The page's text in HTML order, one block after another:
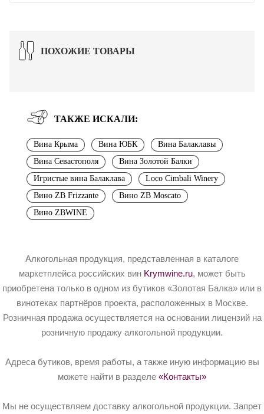
ПОХОЖИЕ ТОВАРЫ
ТАКЖЕ ИСКАЛИ:
Вина Крыма Вина ЮБК
Вина Балаклавы
Вина Севастополя
Вина Золотой Балки
Игристые вина Балаклава
Loco Cimbali Winery
Вино ZB Frizzante
Вино ZB Moscato
Вино ZBWINE
Алкогольная продукция, представленная в каталоге
маркетплейса российских вин Krymwine.ru, может быть
приобретена только в одном из бутиков «Золотая Балка» или в
винотеках партнёров проекта, расположенных в Москве.
Розничная продажа осуществляется на основании лицензий на
розничную продажу алкогольной продукции.
Адреса бутиков, время работы, а также иную информацию вы
можете найти в разделе «Контакты»
Мы не осуществляем доставку алкогольной продукции. Запрет